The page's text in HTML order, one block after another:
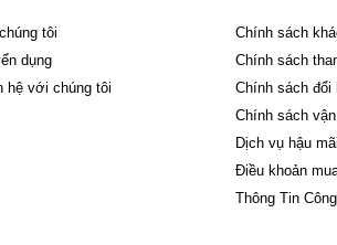
tôi
dụng
hệ với chúng tôi
Chính sách
Chính sách
Chính sách đổi
Chính sách
Dịch vụ hậu mãi
Điều khoản
Thông Tin